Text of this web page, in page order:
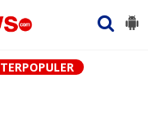
TERPOPULER